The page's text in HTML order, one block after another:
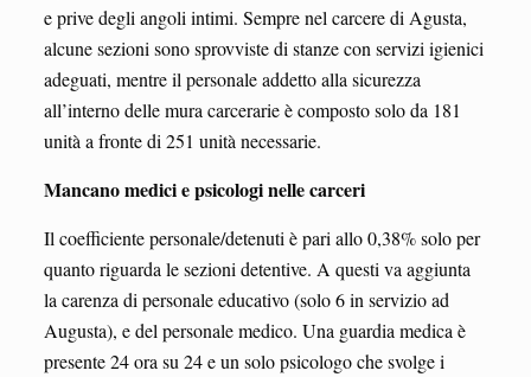
e prive degli angoli intimi. Sempre nel carcere di Agusta,
alcune sezioni sono sprovviste di stanze con servizi igienici
adeguati, mentre il personale addetto alla sicurezza
all’interno delle mura carcerarie è composto solo da 181
unità a fronte di 251 unità necessarie.
Mancano medici e psicologi nelle carceri
Il coefficiente personale/detenuti è pari allo 0,38% solo per
quanto riguarda le sezioni detentive. A questi va aggiunta
la carenza di personale educativo (solo 6 in servizio ad
Augusta), e del personale medico. Una guardia medica è
presente 24 ora su 24 e un solo psicologo che svolge i